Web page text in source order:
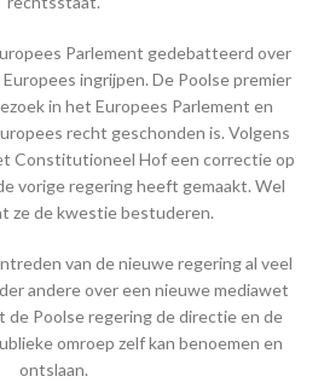
Parlement gedebatteerd over
ingrijpen. De Poolse premier
in het Europees Parlement en
recht geschonden is. Volgens
Constitutioneel Hof een correctie op
vorige regering heeft gemaakt. Wel
ze de kwestie bestuderen.
van de nieuwe regering al veel
andere over een nieuwe mediawet
de Poolse regering de directie en de
omroep zelf kan benoemen en
ontslaan.